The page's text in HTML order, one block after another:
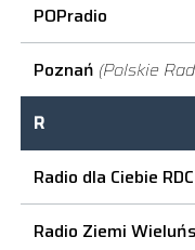
POPradio
Poznań (Polskie
R
Radio dla Ciebie RDC
Radio Ziemi